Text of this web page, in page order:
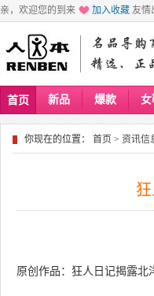
亲，欢迎您的到来 加入收藏 友情
首页 新品 爆款 女
你现在的位置： 首页 > 资讯信
原创作品：狂人日记揭露北